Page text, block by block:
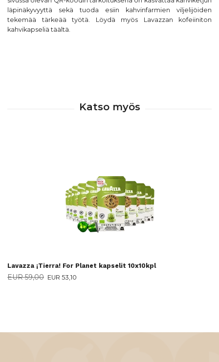
läpinäkyvyyttä sekä tuoda esiin kahvinfarmien viljelijöiden
tekemää tärkeää työtä. Löydä myös Lavazzan kofeiiniton
kahvikapseliätäältä.
Lavazza ¡Tierra! For Planet kapselit 10x10kpl
EUR 59,00 EUR 53,10